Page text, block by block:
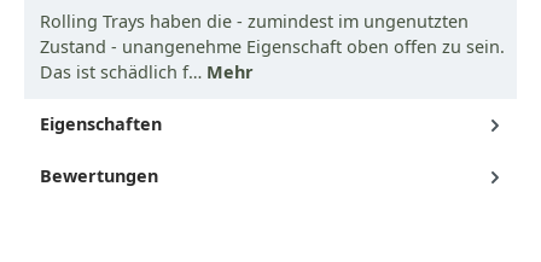
Rolling Trays haben die - zumindest im ungenutzten
Zustand - unangenehme Eigenschaft oben offen zu sein.
Das ist schädlich f… Mehr
Eigenschaften
Bewertungen